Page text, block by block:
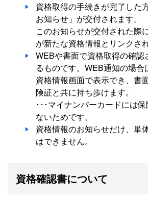
資格取得の手続きが完了した
お知らせ」が交付されます。
このお知らせが交付された際
が新たな資格情報とリンクさ
WEBや書面で資格取得の確認
るものです。WEB通知の場
資格情報画面で表示でき、書
険証と共に持ち歩けます。
･･･マイナンバーカードには
ないためです。
資格情報のお知らせだけ、単
はできません。
資格確認書について